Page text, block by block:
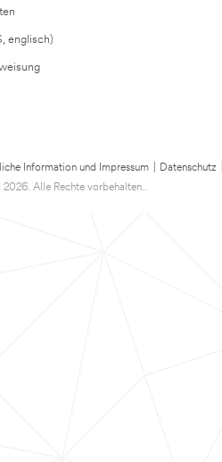
englisch)
Information und Impressum Datenschutz
Alle Rechte vorbehalten..